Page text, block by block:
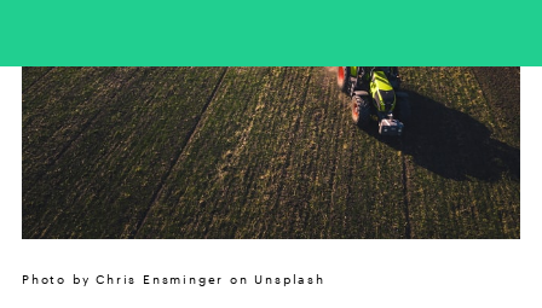
Photo by Chris Ensminger on Unsplash